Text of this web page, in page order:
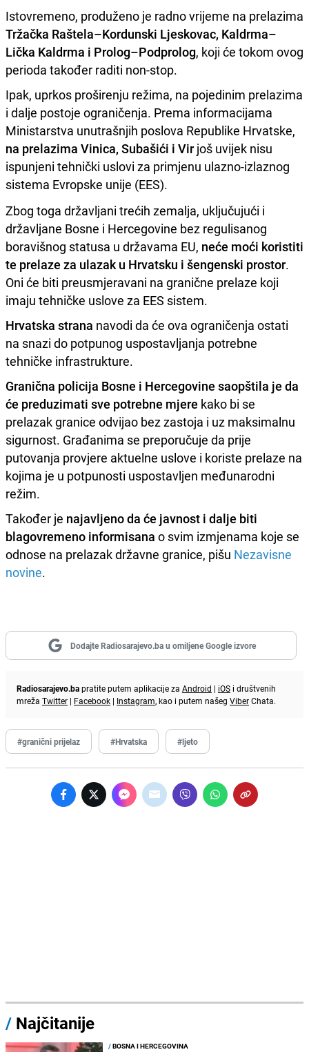
Istovremeno, produženo je radno vrijeme na prelazima
Tržačka Raštela–Kordunski Ljeskovac, Kaldrma–
Lička Kaldrma i Prolog–Podprolog, koji će tokom ovog
perioda također raditi non-stop.
Ipak, uprkos proširenju režima, na pojedinim prelazima
i dalje postoje ograničenja. Prema informacijama
Ministarstva unutrašnjih poslova Republike Hrvatske,
na prelazima Vinica, Subašići i Vir još uvijek nisu
ispunjeni tehnički uslovi za primjenu ulazno-izlaznog
sistema Evropske unije (EES).
Zbog toga državljani trećih zemalja, uključujući i
državljane Bosne i Hercegovine bez regulisanog
boravišnog statusa u državama EU, neće moći koristiti
te prelaze za ulazak u Hrvatsku i šengenski prostor.
Oni će biti preusmjeravani na granične prelaze koji
imaju tehničke uslove za EES sistem.
Hrvatska strana navodi da će ova ograničenja ostati
na snazi do potpunog uspostavljanja potrebne
tehničke infrastrukture.
Granična policija Bosne i Hercegovine saopštila je da
će preduzimati sve potrebne mjere kako bi se
prelazak granice odvijao bez zastoja i uz maksimalnu
sigurnost. Građanima se preporučuje da prije
putovanja provjere aktuelne uslove i koriste prelaze na
kojima je u potpunosti uspostavljen međunarodni
režim.
Također je najavljeno da će javnost i dalje biti
blagovremeno informisana o svim izmjenama koje se
odnose na prelazak državne granice, pišu Nezavisne
novine.
Dodajte Radiosarajevo.ba u omiljene Google izvore
Radiosarajevo.bapratite putem aplikacije za Android | iOS i društvenih
mreža Twitter | Facebook | Instagram, kao i putem našeg ViberChata.
#granični prijelaz #Hrvatska #ljeto
/ Najčitanije
/BOSNA I HERCEGOVINA